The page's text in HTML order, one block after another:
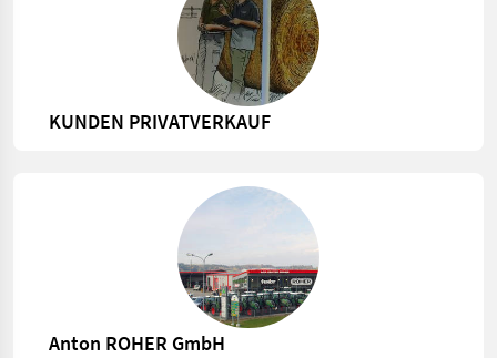
KUNDEN PRIVATVERKAUF
Anton ROHER GmbH